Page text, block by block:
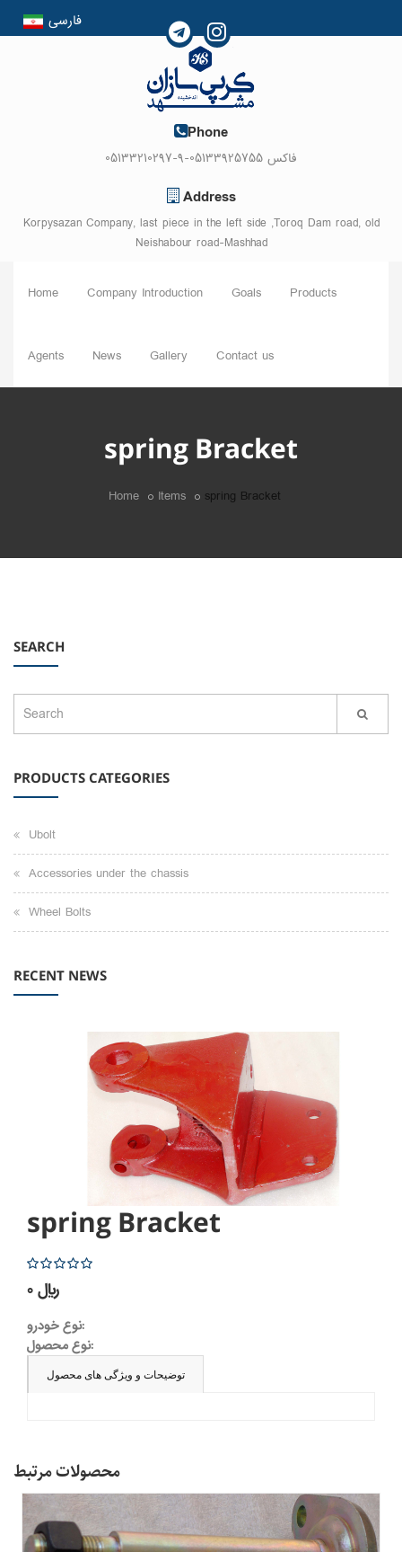
فارسی
Phone
05133210297-9-فاکس 05133925755
Address
Korpysazan Company, last piece in the left side ,Toroq Dam road, old
Neishabour road-Mashhad
Home Company Introduction Goals Products
Agents News Gallery Contact us
spring Bracket
Home Items spring Bracket
SEARCH
PRODUCTS CATEGORIES
Ubolt
Accessories under the chassis
Wheel Bolts
RECENT NEWS
spring Bracket
5 0 ریال
نوع خودرو:
نوع محصول:
توضیحات و ویژگی های محصول
محصولات مرتبط